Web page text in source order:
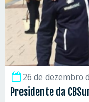
26 de dezembro
Presidente da